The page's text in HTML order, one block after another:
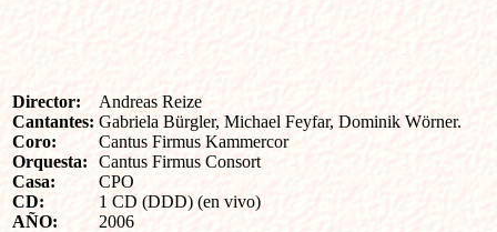
Director:
Cantantes:
Coro:
Orquesta:
Casa:
CD:
AÑO:
Andreas Reize
Gabriela Bürgler, Michael Feyfar, Dominik Wörner.
Cantus Firmus Kammercor
Cantus Firmus Consort
CPO
1 CD (DDD) (en vivo)
2006